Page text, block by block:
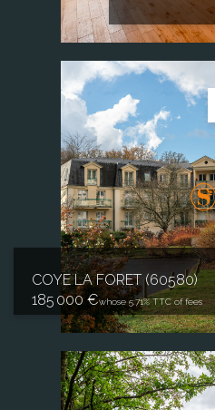
COYE LA FORET (60580)
185 000 €whose 5.71% TTC of fees